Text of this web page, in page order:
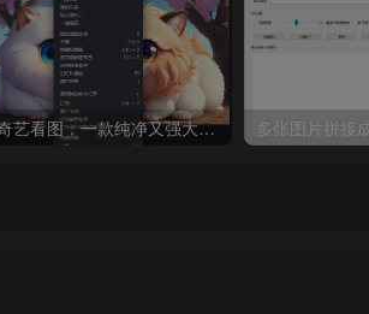
爱奇艺看图，一款纯净又强大的看图工具 多张图片拼接